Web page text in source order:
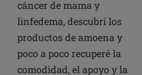
cáncer de mama y
linfedema, descubrí los
productos de amoena y
poco a poco recuperé la
comodidad, el apoyo y la